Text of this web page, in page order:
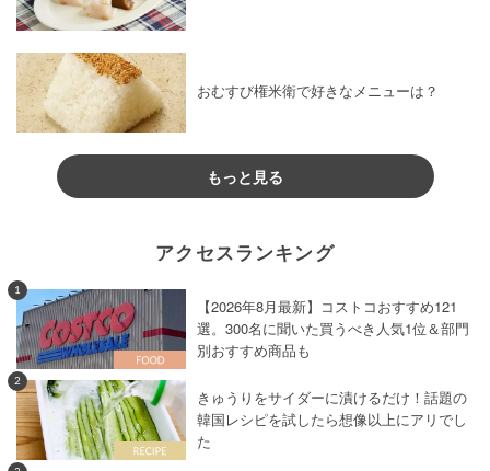
おむすび権米衛で好きなメニューは？
もっと見る
アクセスランキング
1
【2026年8月最新】コストコおすすめ121
選。300名に聞いた買うべき人気1位＆部門
別おすすめ商品も
2
きゅうりをサイダーに漬けるだけ！話題の
韓国レシピを試したら想像以上にアリでし
た